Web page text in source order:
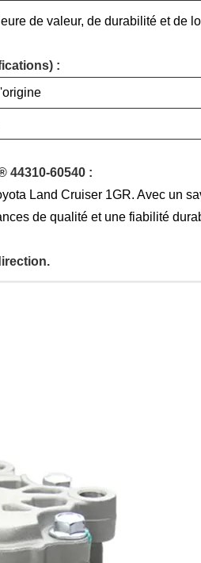
de valeur, de durabilité et de
:
44310-60540 :
Land Cruiser 1GR. Avec un
de qualité et une fiabilité